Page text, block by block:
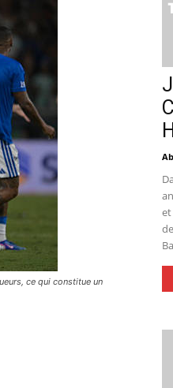
ce qui constitue un